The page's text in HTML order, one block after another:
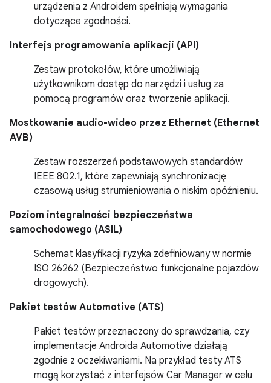
urządzenia z Androidem spełniają wymagania
dotyczące zgodności.
Interfejs programowania aplikacji (API)
Zestaw protokołów, które umożliwiają
użytkownikom dostęp do narzędzi i usług za
pomocą programów oraz tworzenie aplikacji.
Mostkowanie audio-wideo przez Ethernet (Ethernet
AVB)
Zestaw rozszerzeń podstawowych standardów
IEEE 802.1, które zapewniają synchronizację
czasową usług strumieniowania o niskim opóźnieniu.
Poziom integralności bezpieczeństwa
samochodowego (ASIL)
Schemat klasyfikacji ryzyka zdefiniowany w normie
ISO 26262 (Bezpieczeństwo funkcjonalne pojazdów
drogowych).
Pakiet testów Automotive (ATS)
Pakiet testów przeznaczony do sprawdzania, czy
implementacje Androida Automotive działają
zgodnie z oczekiwaniami. Na przykład testy ATS
mogą korzystać z interfejsów Car Manager w celu